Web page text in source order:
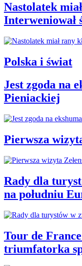
Nastolatek
Interweniował
Polska i świat
Jest zgoda na
Pieniackiej
Pierwsza
Rady dla
na południu
Tour de
triumfatorka